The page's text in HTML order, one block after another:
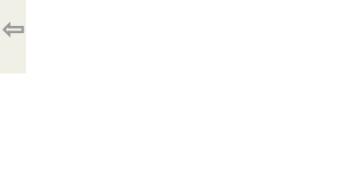
⇦